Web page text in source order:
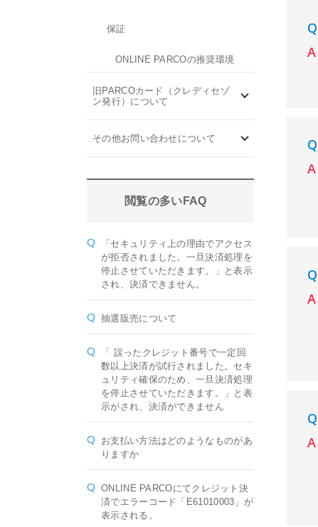
保証
ONLINE PARCOの推奨環境
旧PARCOカード（クレディセゾ
ン発行）について
その他お問い合わせについて
閲覧の多いFAQ
「セキュリティ上の理由でアクセス
が拒否されました。一旦決済処理を
停止させていただきます。」と表示
され、決済できません。
抽選販売について
「 誤ったクレジット番号で一定回
数以上決済が試行されました。セキ
ュリティ確保のため、一旦決済処理
を停止させていただきます。」と表
示がされ、決済ができません
お支払い方法はどのようなものがあ
りますか
ONLINE PARCOにてクレジット決
済でエラーコード「E61010003」が
表示される。